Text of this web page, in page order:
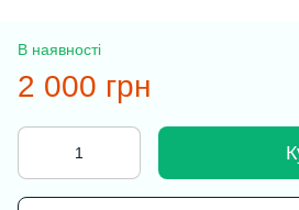
В наявності
2 000 грн